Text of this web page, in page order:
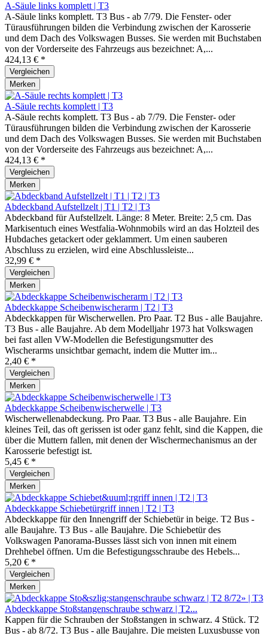
A-Säule links komplett | T3
A-Säule links komplett. T3 Bus - ab 7/79. Die Fenster- oder
Türausführungen bilden die Verbindung zwischen der Karosserie
und dem Dach des Volkswagen Busses. Sie werden mit Buchstaben
von der Vorderseite des Fahrzeugs aus bezeichnet: A,...
424,13 € *
Vergleichen
Merken
A-Säule rechts komplett | T3
A-Säule rechts komplett. T3 Bus - ab 7/79. Die Fenster- oder
Türausführungen bilden die Verbindung zwischen der Karosserie
und dem Dach des Volkswagen Busses. Sie werden mit Buchstaben
von der Vorderseite des Fahrzeugs aus bezeichnet: A,...
424,13 € *
Vergleichen
Merken
Abdeckband Aufstellzelt | T1 | T2 | T3
Abdeckband für Aufstellzelt. Länge: 8 Meter. Breite: 2,5 cm. Das
Markisentuch eines Westfalia-Wohnmobils wird an das Holzteil des
Hubdaches getackert oder geklammert. Um einen sauberen
Abschluss zu erzielen, wird eine Abschlussleiste...
32,99 € *
Vergleichen
Merken
Abdeckkappe Scheibenwischerarm | T2 | T3
Abdeckkappen für Wischerwellen. Pro Paar. T2 Bus - alle Baujahre.
T3 Bus - alle Baujahre. Ab dem Modelljahr 1973 hat Volkswagen
bei fast allen VW-Modellen die Befestigungsmutter des
Wischerarms unsichtbar gemacht, indem die Mutter im...
2,40 € *
Vergleichen
Merken
Abdeckkappe Scheibenwischerwelle | T3
Wischerwellenabdeckung. Pro Paar. T3 Bus - alle Baujahre. Ein
kleines Teil, das oft gerissen ist oder ganz fehlt, sind die Kappen, die
über die Muttern fallen, mit denen der Wischermechanismus an der
Karosserie befestigt ist.
5,45 € *
Vergleichen
Merken
Abdeckkappe Schiebetürgriff innen | T2 | T3
Abdeckkappe für den Innengriff der Schiebetür in beige. T2 Bus -
alle Baujahre. T3 Bus - alle Baujahre. Die Schiebetür des
Volkswagen Panorama-Busses lässt sich von innen mit einem
Drehhebel öffnen. Um die Befestigungsschraube des Hebels...
5,20 € *
Vergleichen
Merken
Abdeckkappe Stoßstangenschraube schwarz | T2...
Kappen für die Schrauben der Stoßstangen in schwarz. 4 Stück. T2
Bus - ab 8/72. T3 Bus - alle Baujahre. Die meisten Luxusbusse von